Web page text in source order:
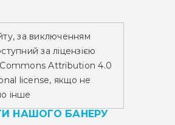
за виключенням
за ліцензією
Attribution 4.0
license, якщо не
інше
НАШОГО БАНЕРУ